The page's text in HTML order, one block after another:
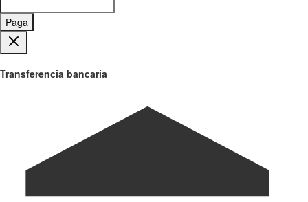
Paga
Transferencia bancaria